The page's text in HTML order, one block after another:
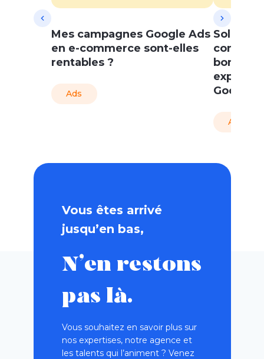
Mes campagnes Google Ads
en e-commerce sont-elles
rentables ?
Ads
Soldes
bonnes
Google
Ads
Vous êtes arrivé
jusqu’en bas,
N’en restons
pas là.
Vous souhaitez en savoir plus sur
nos expertises, notre agence et
les talents qui l’animent ? Venez